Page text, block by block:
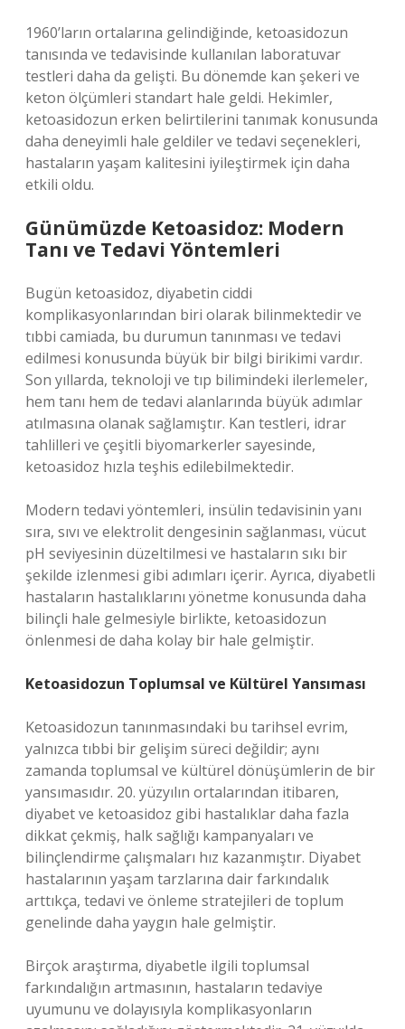
1960’ların ortalarına gelindiğinde, ketoasidozun
tanısında ve tedavisinde kullanılan laboratuvar
testleri daha da gelişti. Bu dönemde kan şekeri ve
keton ölçümleri standart hale geldi. Hekimler,
ketoasidozun erken belirtilerini tanımak konusunda
daha deneyimli hale geldiler ve tedavi seçenekleri,
hastaların yaşam kalitesini iyileştirmek için daha
etkili oldu.
Günümüzde Ketoasidoz: Modern
Tanı ve Tedavi Yöntemleri
Bugün ketoasidoz, diyabetin ciddi
komplikasyonlarından biri olarak bilinmektedir ve
tıbbi camiada, bu durumun tanınması ve tedavi
edilmesi konusunda büyük bir bilgi birikimi vardır.
Son yıllarda, teknoloji ve tıp bilimindeki ilerlemeler,
hem tanı hem de tedavi alanlarında büyük adımlar
atılmasına olanak sağlamıştır. Kan testleri, idrar
tahlilleri ve çeşitli biyomarkerler sayesinde,
ketoasidoz hızla teşhis edilebilmektedir.
Modern tedavi yöntemleri, insülin tedavisinin yanı
sıra, sıvı ve elektrolit dengesinin sağlanması, vücut
pH seviyesinin düzeltilmesi ve hastaların sıkı bir
şekilde izlenmesi gibi adımları içerir. Ayrıca, diyabetli
hastaların hastalıklarını yönetme konusunda daha
bilinçli hale gelmesiyle birlikte, ketoasidozun
önlenmesi de daha kolay bir hale gelmiştir.
Ketoasidozun Toplumsal ve Kültürel Yansıması
Ketoasidozun tanınmasındaki bu tarihsel evrim,
yalnızca tıbbi bir gelişim süreci değildir; aynı
zamanda toplumsal ve kültürel dönüşümlerin de bir
yansımasıdır. 20. yüzyılın ortalarından itibaren,
diyabet ve ketoasidoz gibi hastalıklar daha fazla
dikkat çekmiş, halk sağlığı kampanyaları ve
bilinçlendirme çalışmaları hız kazanmıştır. Diyabet
hastalarının yaşam tarzlarına dair farkındalık
arttıkça, tedavi ve önleme stratejileri de toplum
genelinde daha yaygın hale gelmiştir.
Birçok araştırma, diyabetle ilgili toplumsal
farkındalığın artmasının, hastaların tedaviye
uyumunu ve dolayısıyla komplikasyonların